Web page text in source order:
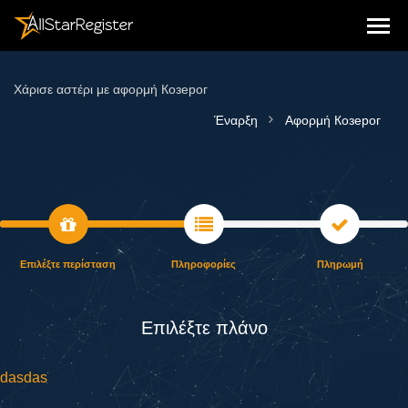
Χάρισε αστέρι με αφορμή Козерог
Έναρξη Αφορμή Козерог
Επιλέξτε περίσταση Πληροφορίες Πληρωμή
Επιλέξτε πλάνο
dasdas